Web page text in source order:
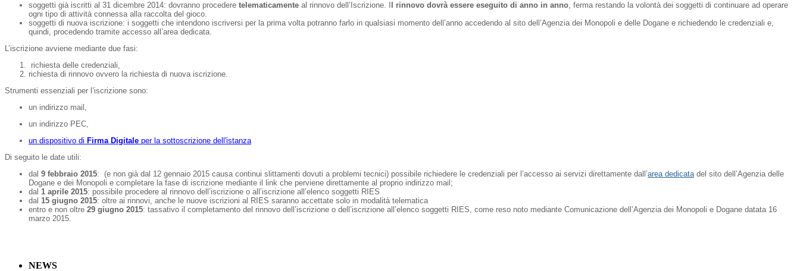
soggetti già iscritti al 31 dicembre 2014: dovranno procedere telematicamente al rinnovo dell’Iscrizione. I l rinnovo dovrà essere eseguito di anno in anno, ferma restando la volontà dei soggetti di continuare ad operare
ogni tipo di attività connessa alla raccolta del gioco.
soggetti di nuova iscrizione: i soggetti che intendono iscriversi per la prima volta potranno farlo in qualsiasi momento dell’anno accedendo al sito dell’Agenzia dei Monopoli e delle Dogane e richiedendo le credenziali e,
quindi, procedendo tramite accesso all’area dedicata.
L’iscrizione avviene mediante due fasi:
richiesta delle credenziali,
richiesta di rinnovo ovvero la richiesta di nuova iscrizione.
Strumenti essenziali per l’iscrizione sono:
un indirizzo mail,
un indirizzo PEC,
un dispositivo di Firma Digitale per la sottoscrizione dell'istanza
Di seguito le date utili:
dal 9 febbraio 2015: (e non già dal 12 gennaio 2015 causa continui slittamenti dovuti a problemi tecnici) possibile richiedere le credenziali per l’accesso ai servizi direttamente dall’area dedicatadel sito dell’Agenzia delle
Dogane e dei Monopoli e completare la fase di iscrizione mediante il link che perviene direttamente al proprio indirizzo mail;
dal 1 aprile 2015: possibile procedere al rinnovo dell’iscrizione o all’iscrizione all’elenco soggetti RIES
dal 15 giugno 2015: oltre ai rinnovi, anche le nuove iscrizioni al RIES saranno accettate solo in modalità telematica
entro e non oltre 29 giugno 2015: tassativo il completamento del rinnovo dell’iscrizione o dell’iscrizione all’elenco soggetti RIES, come reso noto mediante Comunicazione dell’Agenzia dei Monopoli e Dogane datata 16
marzo 2015.
NEWS